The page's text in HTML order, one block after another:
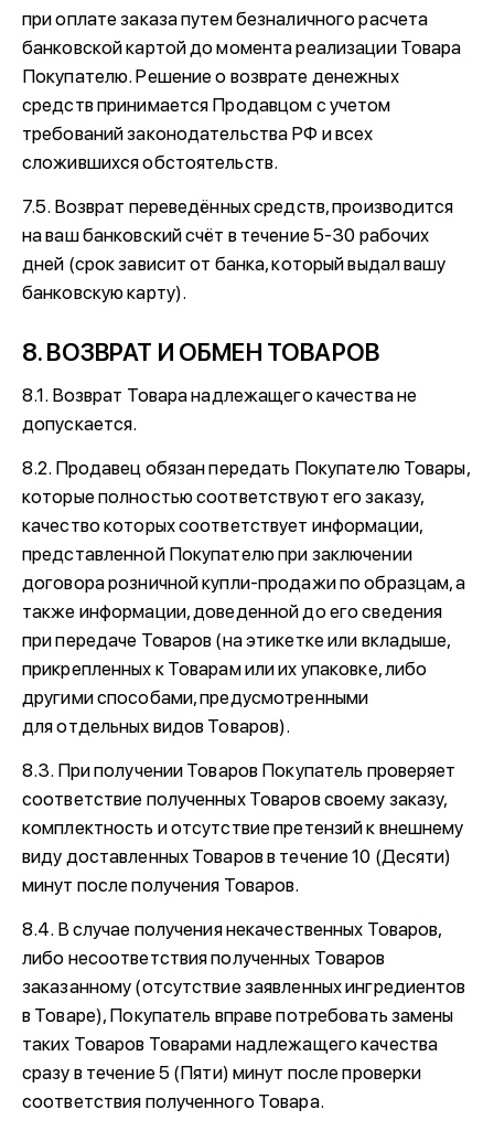
при оплате заказа путем безналичного расчета
банковской картой до момента реализации Товара
Покупателю. Решение о возврате денежных
средств принимается Продавцом с учетом
требований законодательства РФ и всех
сложившихся обстоятельств.
7.5. Возврат переведённых средств, производится
на ваш банковский счёт в течение 5-30 рабочих
дней (срок зависит от банка, который выдал вашу
банковскую карту).
8. ВОЗВРАТ И ОБМЕН ТОВАРОВ
8.1. Возврат Товара надлежащего качества не
допускается.
8.2. Продавец обязан передать Покупателю Товары,
которые полностью соответствуют его заказу,
качество которых соответствует информации,
представленной Покупателю при заключении
договора розничной купли-продажи по образцам, а
также информации, доведенной до его сведения
при передаче Товаров (на этикетке или вкладыше,
прикрепленных к Товарам или их упаковке, либо
другими способами, предусмотренными
для отдельных видов Товаров).
8.3. При получении Товаров Покупатель проверяет
соответствие полученных Товаров своему заказу,
комплектность и отсутствие претензий к внешнему
виду доставленных Товаров в течение 10 (Десяти)
минут после получения Товаров.
8.4. В случае получения некачественных Товаров,
либо несоответствия полученных Товаров
заказанному (отсутствие заявленных ингредиентов
в Товаре), Покупатель вправе потребовать замены
таких Товаров Товарами надлежащего качества
сразу в течение 5 (Пяти) минут после проверки
соответствия полученного Товара.